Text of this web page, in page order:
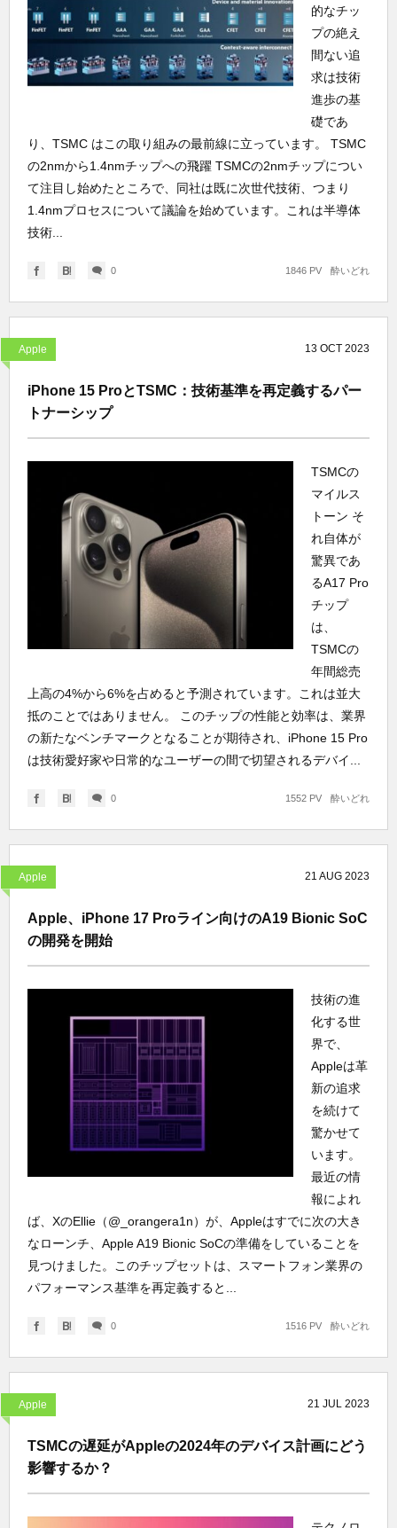
的なチッ
プの絶え
間ない追
求は技術
進歩の基
礎であ
り、TSMC はこの取り組みの最前線に立っています。 TSMC
の2nmから1.4nmチップへの飛躍 TSMCの2nmチップについ
て注目し始めたところで、同社は既に次世代技術、つまり
1.4nmプロセスについて議論を始めています。これは半導体
技術...
0 酔いどれ
1846 PV
Apple 13 OCT 2023
iPhone 15 ProとTSMC：技術基準を再定義するパー
トナーシップ
TSMCの
マイルス
トーン そ
れ自体が
驚異であ
るA17 Pro
チップ
は、
TSMCの
年間総売
上高の4%から6%を占めると予測されています。これは並大
抵のことではありません。 このチップの性能と効率は、業界
の新たなベンチマークとなることが期待され、iPhone 15 Pro
は技術愛好家や日常的なユーザーの間で切望されるデバイ...
0 酔いどれ
1552 PV
Apple 21 AUG 2023
Apple、iPhone 17 Proライン向けのA19 Bionic SoC
の開発を開始
技術の進
化する世
界で、
Appleは革
新の追求
を続けて
驚かせて
います。
最近の情
報によれ
ば、XのEllie（@_orangera1n）が、Appleはすでに次の大き
なローンチ、Apple A19 Bionic SoCの準備をしていることを
見つけました。このチップセットは、スマートフォン業界の
パフォーマンス基準を再定義すると...
0 酔いどれ
1516 PV
Apple 21 JUL 2023
TSMCの遅延がAppleの2024年のデバイス計画にどう
影響するか？